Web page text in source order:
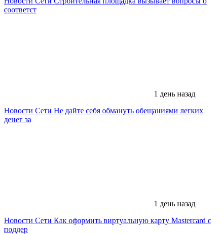
соответст
1 день назад
Новости Сети Не дайте себя обмануть обещаниями легких
денег за
1 день назад
Новости Сети Как оформить виртуальную карту Mastercard с
поддер